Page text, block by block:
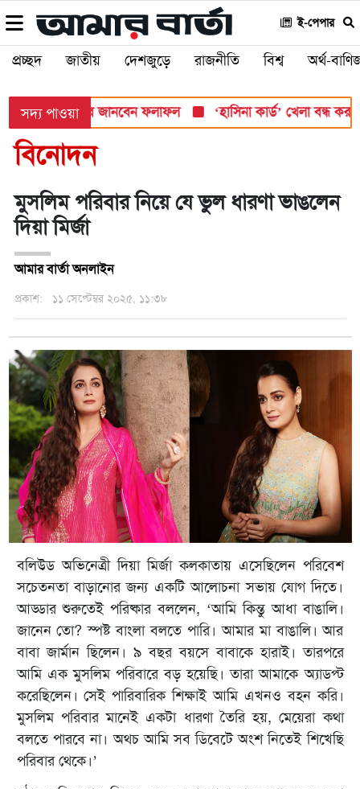
ই-পেপার
প্রচ্ছদ জাতীয় দেশজুড়ে রাজনীতি বিশ্ব অর্থ-
সদ্য পাওয়া
যেভাবে জানবেন ফলাফল ‘হাসিনা কার্ড’ খেলা বন্ধ করতে
বিনোদন
মুসলিম পরিবার নিয়ে যে ভুল ধারণা ভাঙলেন
দিয়া মির্জা
আমার বার্তা অনলাইন
প্রকাশ: ১১ সেপ্টেম্বর ২০২৫, ১১:৩৮
বলিউড অভিনেত্রী দিয়া মির্জা কলকাতায় এসেছিলেন পরিবেশ
সচেতনতা বাড়ানোর জন্য একটি আলোচনা সভায় যোগ দিতে।
আড্ডার শুরুতেই পরিষ্কার বললেন, ‘আমি কিন্তু আধা বাঙালি।
জানেন তো? স্পষ্ট বাংলা বলতে পারি। আমার মা বাঙালি। আর
বাবা জার্মান ছিলেন। ৯ বছর বয়সে বাবাকে হারাই। তারপরে
আমি এক মুসলিম পরিবারে বড় হয়েছি। তারা আমাকে অ্যাডপ্ট
করেছিলেন। সেই পারিবারিক শিক্ষাই আমি এখনও বহন করি।
মুসলিম পরিবার মানেই একটা ধারণা তৈরি হয়, মেয়েরা কথা
বলতে পারবে না। অথচ আমি সব ডিবেটে অংশ নিতেই শিখেছি
পরিবার থেকে।’